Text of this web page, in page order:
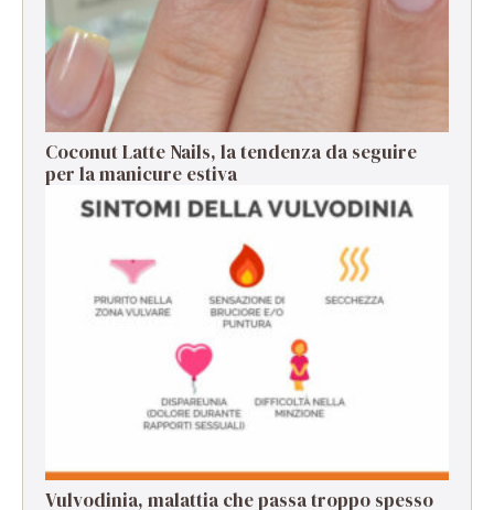
Coconut Latte Nails, la tendenza da seguire
per la manicure estiva
Vulvodinia, malattia che passa troppo spesso